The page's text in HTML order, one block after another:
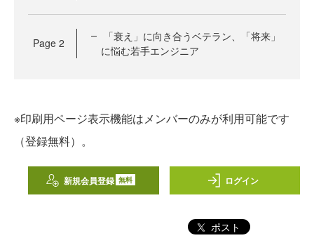
Page 2
「衰え」に向き合うベテラン、「将来」
に悩む若手エンジニア
※印刷用ページ表示機能はメンバーのみが利用可能です
（登録無料）。
新規会員登録 無料 ログイン
ポスト